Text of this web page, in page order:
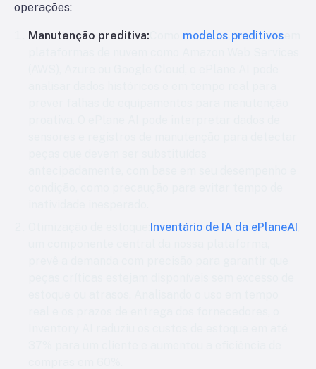
operações:
Manutenção preditiva: modelos preditivos
Inventário de IA da ePlaneAI